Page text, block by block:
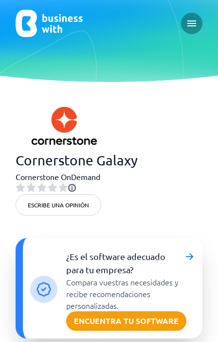
Open
Cornerstone Galaxy
Cornerstone OnDemand
ESCRIBE UNA OPINIÓN
¿Es el software adecuado
para tu empresa?
Compara vuestras necesidades y
recibe recomendaciones
personalizadas.
ENCUENTRA TU SOFTWARE